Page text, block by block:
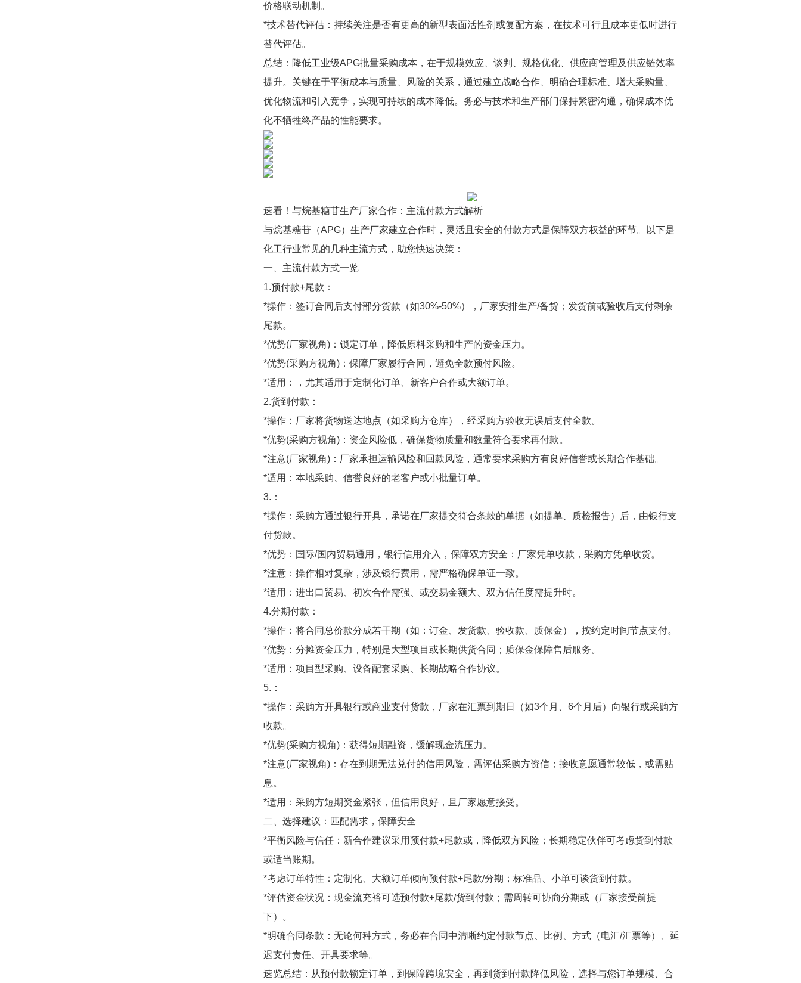
价格联动机制。
*技术替代评估：持续关注是否有更高的新型表面活性剂或复配方案，在技术可行且成本更低时进行
替代评估。
总结：降低工业级APG批量采购成本，在于规模效应、谈判、规格优化、供应商管理及供应链效率
提升。关键在于平衡成本与质量、风险的关系，通过建立战略合作、明确合理标准、增大采购量、
优化物流和引入竞争，实现可持续的成本降低。务必与技术和生产部门保持紧密沟通，确保成本优
化不牺牲终产品的性能要求。
速看！与烷基糖苷生产厂家合作：主流付款方式解析
与烷基糖苷（APG）生产厂家建立合作时，灵活且安全的付款方式是保障双方权益的环节。以下是
化工行业常见的几种主流方式，助您快速决策：
一、主流付款方式一览
1.预付款+尾款：
*操作：签订合同后支付部分货款（如30%-50%），厂家安排生产/备货；发货前或验收后支付剩余
尾款。
*优势(厂家视角)：锁定订单，降低原料采购和生产的资金压力。
*优势(采购方视角)：保障厂家履行合同，避免全款预付风险。
*适用：，尤其适用于定制化订单、新客户合作或大额订单。
2.货到付款：
*操作：厂家将货物送达地点（如采购方仓库），经采购方验收无误后支付全款。
*优势(采购方视角)：资金风险低，确保货物质量和数量符合要求再付款。
*注意(厂家视角)：厂家承担运输风险和回款风险，通常要求采购方有良好信誉或长期合作基础。
*适用：本地采购、信誉良好的老客户或小批量订单。
3.：
*操作：采购方通过银行开具，承诺在厂家提交符合条款的单据（如提单、质检报告）后，由银行支
付货款。
*优势：国际/国内贸易通用，银行信用介入，保障双方安全：厂家凭单收款，采购方凭单收货。
*注意：操作相对复杂，涉及银行费用，需严格确保单证一致。
*适用：进出口贸易、初次合作需强、或交易金额大、双方信任度需提升时。
4.分期付款：
*操作：将合同总价款分成若干期（如：订金、发货款、验收款、质保金），按约定时间节点支付。
*优势：分摊资金压力，特别是大型项目或长期供货合同；质保金保障售后服务。
*适用：项目型采购、设备配套采购、长期战略合作协议。
5.：
*操作：采购方开具银行或商业支付货款，厂家在汇票到期日（如3个月、6个月后）向银行或采购方
收款。
*优势(采购方视角)：获得短期融资，缓解现金流压力。
*注意(厂家视角)：存在到期无法兑付的信用风险，需评估采购方资信；接收意愿通常较低，或需贴
息。
*适用：采购方短期资金紧张，但信用良好，且厂家愿意接受。
二、选择建议：匹配需求，保障安全
*平衡风险与信任：新合作建议采用预付款+尾款或，降低双方风险；长期稳定伙伴可考虑货到付款
或适当账期。
*考虑订单特性：定制化、大额订单倾向预付款+尾款/分期；标准品、小单可谈货到付款。
*评估资金状况：现金流充裕可选预付款+尾款/货到付款；需周转可协商分期或（厂家接受前提
下）。
*明确合同条款：无论何种方式，务必在合同中清晰约定付款节点、比例、方式（电汇/汇票等）、延
迟支付责任、开具要求等。
速览总结：从预付款锁定订单，到保障跨境安全，再到货到付款降低风险，选择与您订单规模、合